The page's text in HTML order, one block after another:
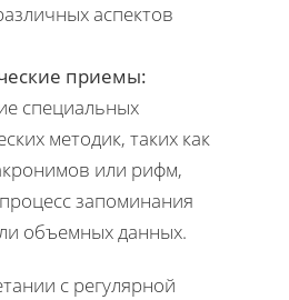
аспектов
приемы:
специальных
методик, таких как
или рифм,
запоминания
объемных данных.
с регулярной